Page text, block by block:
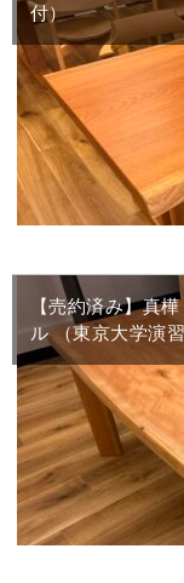
付）
【売約済み】真
ル （東京大学演